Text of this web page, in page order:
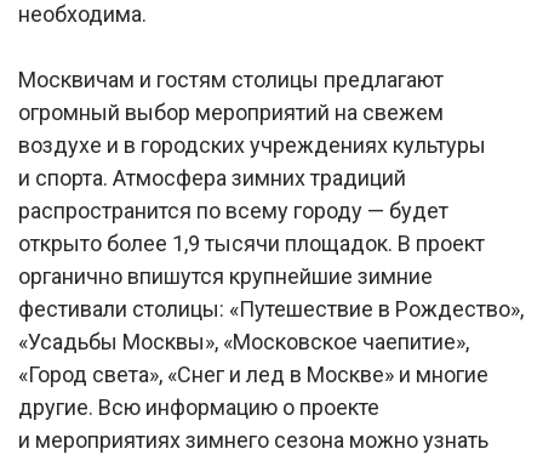
необходима.
Москвичам и гостям столицы предлагают
огромный выбор мероприятий на свежем
воздухе и в городских учреждениях культуры
и спорта. Атмосфера зимних традиций
распространится по всему городу — будет
открыто более 1,9 тысячи площадок. В проект
органично впишутся крупнейшие зимние
фестивали столицы: «Путешествие в Рождество»,
«Усадьбы Москвы», «Московское чаепитие»,
«Город света», «Снег и лед в Москве» и многие
другие. Всю информацию о проекте
и мероприятиях зимнего сезона можно узнать